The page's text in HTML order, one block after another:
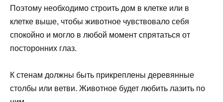
Поэтому необходимо строить дом в клетке или в
клетке выше, чтобы животное чувствовало себя
спокойно и могло в любой момент спрятаться от
посторонних глаз.
К стенам должны быть прикреплены деревянные
столбы или ветви. Животное будет любить лазить по